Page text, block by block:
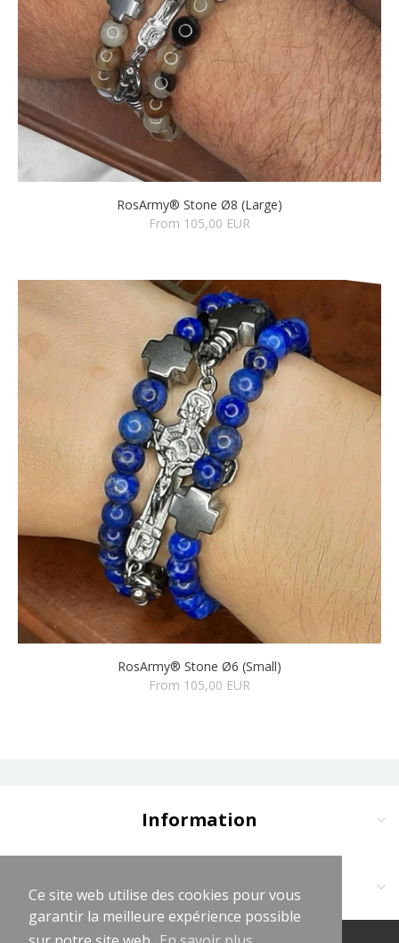
Ce site web utilise des cookies pour vous
garantir la meilleure expérience possible
Ce site web utilise des cookies pour vous
garantir la meilleure expérience possible
RosArmy® Stone Ø8 (Large)
From 105,00 EUR
RosArmy® Stone Ø6 (Small)
From 105,00 EUR
Information
Delivery and Payment
Legal Notices
Privacy Policy
Contact us at:
Cliquez sur logo vert WhatsApp